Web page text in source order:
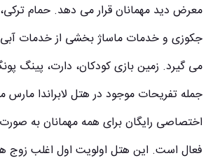
معرض دید مهمانان قرار می دهد. حمام
جکوزی و خدمات ماساژ بخشی از خدمات آبی
می گیرد. زمین بازی کودکان، دارت، پینگ
جمله تفریحات موجود در هتل لابراندا مارس
اختصاصی رایگان برای همه مهمانان به
فعال است. این هتل اولویت اول اغلب زوج